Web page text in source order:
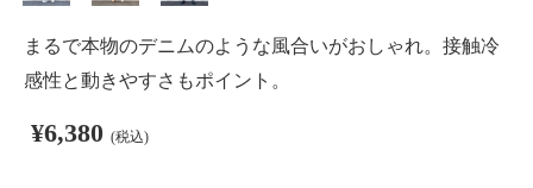
まるで本物のデニムのような風合いがおしゃれ。接触冷
感性と動きやすさもポイント。
¥6,380 (税込)